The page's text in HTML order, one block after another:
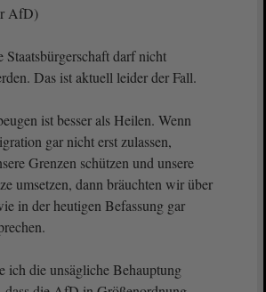
AfD)
Staatsbürgerschaft darf nicht
Das ist aktuell leider der Fall.
ist besser als Heilen. Wenn
gar nicht erst zulassen,
Grenzen schützen und unsere
umsetzen, dann bräuchten wir über
in der heutigen Befassung gar
ich die unsägliche Behauptung